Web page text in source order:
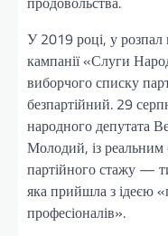
У 2019 році, у розпал
кампанії «Слуги
виборчого списку
безпартійний. 29
народного депутата
Молодий, із реальним
партійного стажу —
яка прийшла з ідеєю
професіоналів».